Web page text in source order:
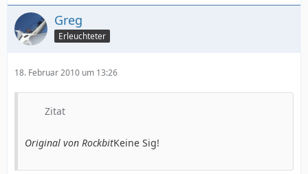
Greg
Erleuchteter
18. Februar 2010 um 13:26
Zitat
Original von RockbitKeine Sig!